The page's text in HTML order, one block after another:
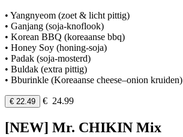
• Yangnyeom (zoet & licht pittig)
• Ganjang (soja-knoflook)
• Korean BBQ (koreaanse bbq)
• Honey Soy (honing-soja)
• Padak (soja-mosterd)
• Buldak (extra pittig)
• Bburinkle (Koreaanse cheese–onion kruiden)
€ 22.49 € 24.99
[NEW] Mr. CHIKIN Mix